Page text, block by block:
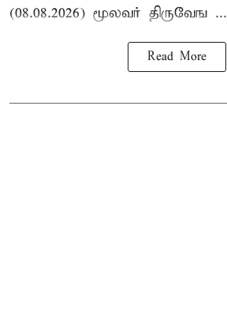
(08.08.2026) மூலவர் திருவேங ...
Read More